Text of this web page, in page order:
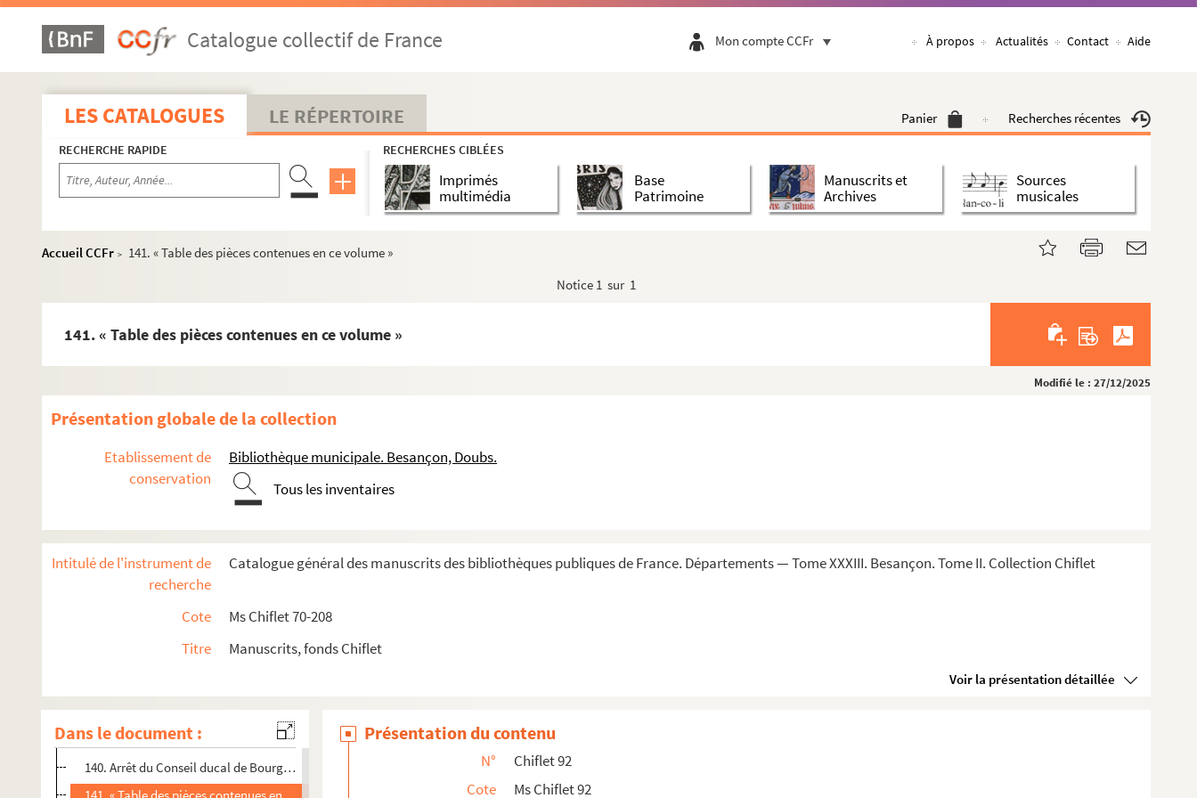
Catalogue collectif de France Mon compte CCFr À propos Actualités Contact Aide
LES CATALOGUES LE RÉPERTOIRE Panier Recherches récentes
RECHERCHE RAPIDE RECHERCHES CIBLÉES
Imprimés
multimédia
Base
Patrimoine
Manuscrits et
Archives
Sources
musicales
Accueil CCFr >
141. « Table des pièces contenues en ce volume »
Notice 1 sur 1
141. « Table des pièces contenues en ce volume »
Modifié le : 27/12/2025
Présentation globale de la collection
Etablissement de
conservation
Bibliothèque municipale. Besançon, Doubs.
Tous les inventaires
Intitulé de l'instrument de
recherche
Catalogue général des manuscrits des bibliothèques publiques de France. Départements — Tome XXXIII. Besançon. Tome II. Collection Chiflet
Cote
Ms Chiflet 70-208
Titre
Manuscrits, fonds Chiflet
Voir la présentation détaillée
Dans le document :
Fol. 75. « Festes de Saint-André, tenues du temps de l'empereur Charles [Quint] et du roi Philippe [II] » (15...
Fol. 76. « Liste des chevaliers de l'ordre, avec la description sommaire de leurs investitures... », de 1624 ...
Fol. 92. « Politum praebendarum, dignitatum, personatuum, officiorum et parochialium ecclesiarum metropolitan...
Fol. 106. « Cayer des abbayes et prieurés et autres bénéfices du comté de Bourgongne... avec la valeur de chac...
(sic)des bénéfices du comté de Bourgongne, avec expression de leurs qualitez, re...
Fol. 120. Manifeste de Louis XIV, sous forme de lettre au cardinal d'Estrées, exposant les griefs de la couron...
Fol. 126. Ordonnance du gouverneur espagnol de la Franche-Comté, pour assurer, au moyen des prestations des co...
Fol. 127. « Considérations sur l'appel interjetté par messire René de Rieux, évesque et comte de Léon, de la s...
1. Mémoires adressés à la congrégation de la Propagande sur les missions accomplies en Écosse et en Irl...
43. Pièces concernant l'opposition faite à l'enseignement public de la philosophie par les Jésuites dans...
69. Indult apostolique concédé par le pape Pie IV au roi d'Espagne, Philippe II, quant à la nomination a...
73. Consultation autographe de Pierre Despotots sur les procédés devant empêcher les brigues dans les él...
76. « Liste des chevaliers de l'ordre, avec la description sommaire de leurs investitures... », de 1624 ...
92. « Politum praebendarum, dignitatum, personatuum, officiorum et parochialium ecclesiarum metropolitan...
120. Manifeste de Louis XIV, sous forme de lettre au cardinal d'Estrées, exposant les griefs de la couron...
127. « Considérations sur l'appel interjetté par messire René de Rieux, évesque et comte de Léon, de la s...
139 - 3. Acte de vente de la moitié d'une maison située à Besançon, dans la rue du Grand Battant, et tributai...
140. Arrêt du Conseil ducal de Bourgogne renvoyant devant l'official de Besançon, comme juge ordinaire de...
Présentation du contenu
N°
Chiflet 92
Cote
Ms Chiflet 92